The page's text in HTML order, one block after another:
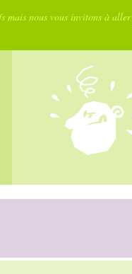
mais nous vous invitons à aller